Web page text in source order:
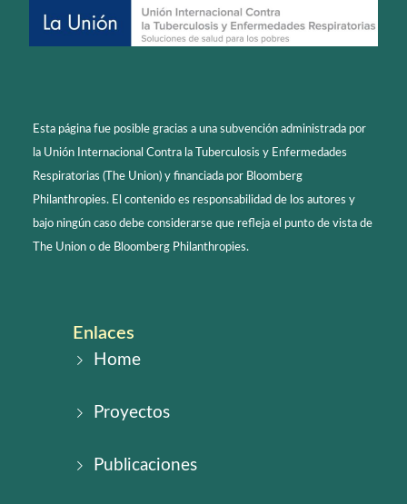
Esta página fue posible gracias a una subvención administrada por
la Unión Internacional Contra la Tuberculosis y Enfermedades
Respiratorias (The Union) y financiada por Bloomberg
Philanthropies. El contenido es responsabilidad de los autores y
bajo ningún caso debe considerarse que refleja el punto de vista de
The Union o de Bloomberg Philanthropies.
Enlaces
Home
Proyectos
Publicaciones